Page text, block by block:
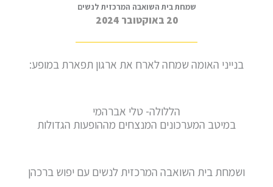
שמחת בית השואבה המרכזית לנשים
20 באוקטובר 2024
בנייני האומה שמחה לארח את ארגון תפארת במופע:
הללולה- טלי אברהמי
במיטב המערכונים המנצחים מההופעות הגדולות
ושמחת בית השואבה המרכזית לנשים עם יפוש ברכהן